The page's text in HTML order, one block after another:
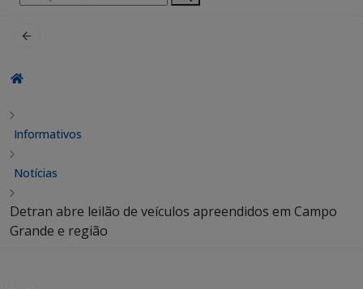
por:
Informativos
Notícias
Detran abre leilão de veículos apreendidos em Campo
Grande e região